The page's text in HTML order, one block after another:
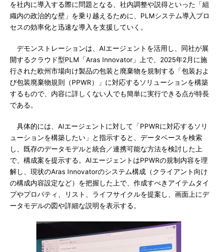
を社内に導入する際に問題となる、社内調整や説得といった「組
織内の政治的な壁」を乗り越えるために、PLMシステム導入プロ
セスの効率化と迅速な導入を支援していく。
デモンストレーションは、AIエージェントを活用し、同社が展
開するクラウド型PLM「Aras Innovator」上で、2025年2月に施
行された欧州市場向け製品の包装と廃棄物を規制する「包装およ
び包装廃棄物規則（PPWR）」に対応するソリューションを構築
するもので、内容に詳しくない人でも簡単に実行できる点が特長
である。
具体的には、AIエージェントに対して「PPWRに対応するソリ
ューションを構築したい」と指示すると、データベースを検索
し、既存のデータモデルと統合／連携可能な方法を検討した上
で、構成案を提示する。AIエージェントはPPWRの規制内容を理
解し、現状のAras Innovatorのシステム構成（クライアント向け
の構成内容設定など）を把握した上で、作成すべきアイテムタイ
プやプロパティ、リスト、ライフサイクルを提案し、画面上にデ
ータモデルの図や詳細な説明を表示する。